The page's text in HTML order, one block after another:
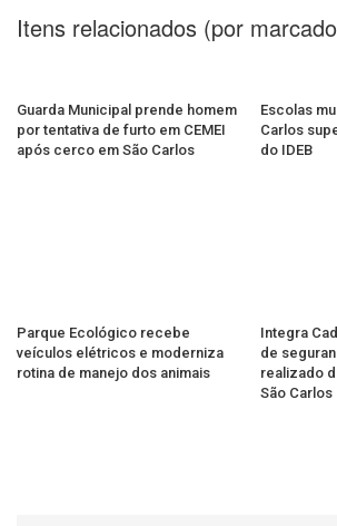
Itens relacionados (por
Guarda Municipal prende homem
por tentativa de furto em CEMEI
após cerco em São Carlos
Escolas
Carlos
do IDEB
Parque Ecológico recebe
veículos elétricos e moderniza
rotina de manejo dos animais
Integra
de
realizado
São Carlos